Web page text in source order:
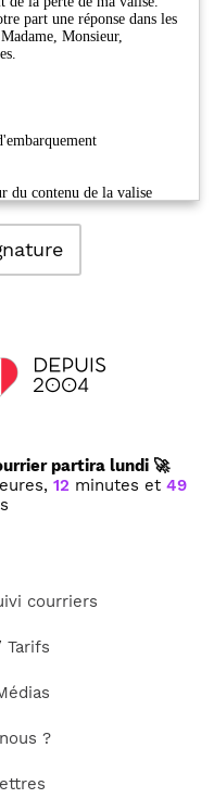
partira lundi 🚀
12 minutes et 49
courriers
Tarifs
?